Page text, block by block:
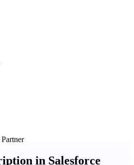
in Salesforce